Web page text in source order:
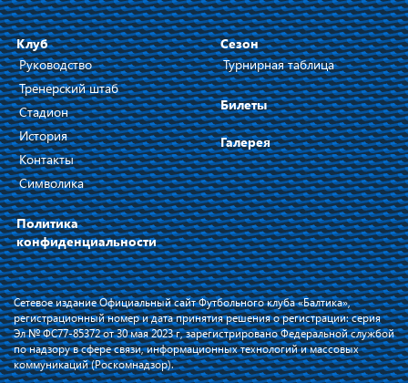
Клуб
Руководство
Тренерский штаб
Стадион
История
Контакты
Символика
Политика
конфиденциальности
Сезон
Турнирная таблица
Билеты
Галерея
Сетевое издание Официальный сайт Футбольного клуба «Балтика»,
регистрационный номер и дата принятия решения о регистрации: серия
Эл № ФС77-85372 от 30 мая 2023 г, зарегистрировано Федеральной службой
по надзору в сфере связи, информационных технологий и массовых
коммуникаций (Роскомнадзор).